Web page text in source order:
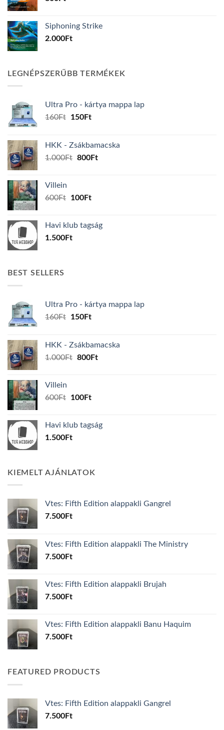
Siphoning Strike
2.000Ft
LEGNÉPSZERŰBB TERMÉKEK
Ultra Pro - kártya mappa lap
160Ft
Original
160Ft.
150FtCurrent
150Ft.
HKK - Zsákbamacska
1.000Ft Original
800FtCurrent
Villein
600Ft
Original
600Ft.
100FtCurrent
100Ft.
Havi klub tagság
1.500Ft
BEST SELLERS
Ultra Pro - kártya mappa lap
160Ft
Original
160Ft.
150FtCurrent
150Ft.
HKK - Zsákbamacska
1.000Ft Original
800FtCurrent
Villein
600Ft
Original
600Ft.
100FtCurrent
100Ft.
Havi klub tagság
1.500Ft
KIEMELT AJÁNLATOK
Vtes: Fifth Edition alappakli Gangrel
7.500Ft
Vtes: Fifth Edition alappakli The Ministry
7.500Ft
Vtes: Fifth Edition alappakli Brujah
7.500Ft
Vtes: Fifth Edition alappakli Banu Haquim
7.500Ft
FEATURED PRODUCTS
Vtes: Fifth Edition alappakli Gangrel
7.500Ft